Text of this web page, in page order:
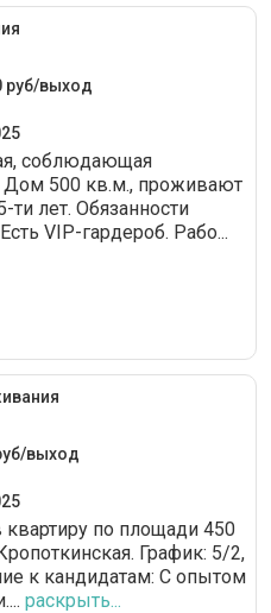
руб/выход
соблюдающая
Дом 500 кв.м., проживают
лет. Обязанности
VIP-гардероб. Рабо...
выход
квартиру по площади 450
График: 5/2,
к кандидатам: С опытом
раскрыть...